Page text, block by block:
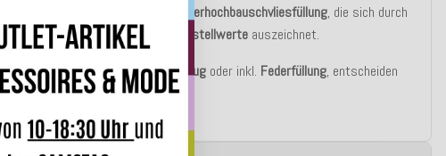
komfortablen silikonisierten Polyesterhochbauschvliesfüllung, die sich durch
eine
hohe Elastizität undgute Rückstellwerte auszeichnet.
Online zu bestellen auch nur alsBezug oder inkl. Federfüllung, entscheiden
Sie selbst!